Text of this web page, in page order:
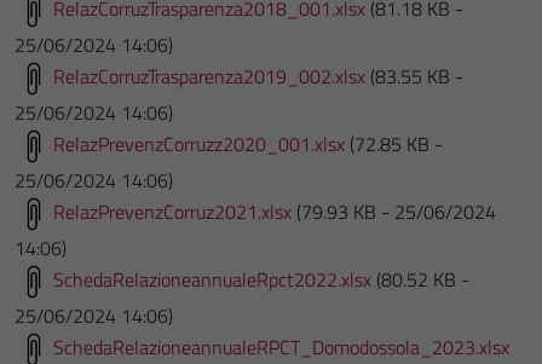
RelazCorruzTrasparenza2018_001.xlsx (81.18 KB -
25/06/2024 14:06)
RelazCorruzTrasparenza2019_002.xlsx (83.55 KB -
25/06/2024 14:06)
RelazPrevenzCorruzz2020_001.xlsx (72.85 KB -
25/06/2024 14:06)
RelazPrevenzCorruz2021.xlsx (79.93 KB - 25/06/2024
14:06)
SchedaRelazioneannualeRpct2022.xlsx (80.52 KB -
25/06/2024 14:06)
SchedaRelazioneannualeRPCT_Domodossola_2023.xlsx